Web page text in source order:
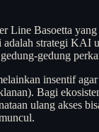
Line Basoetta
strategi
gedung
insentif
Bagi
ulang akses